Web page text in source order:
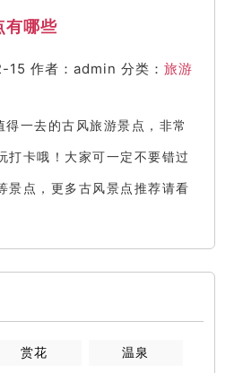
有哪些
15 作者：admin 分类： 旅游
得一去的古风旅游景点，非常
打卡哦！大家可一定不要错过
景点，更多古风景点推荐请看
赏花 温泉